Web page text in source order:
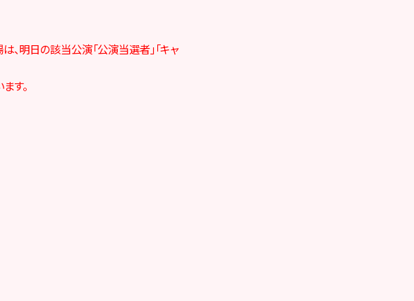
明日の該当公演「公演当選者」「キャ
す。